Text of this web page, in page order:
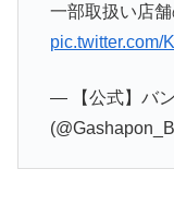
一部取扱い店
pic.twitter.com/
— 【公式】バ